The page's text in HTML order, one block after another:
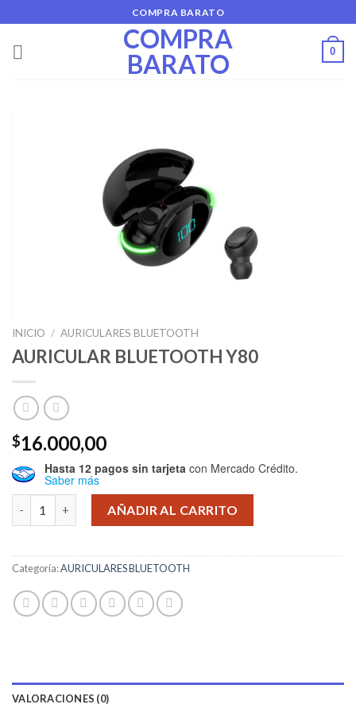
to
content
COMPRA BARATO
COMPRA
BARATO
0
INICIO / AURICULARES BLUETOOTH
AURICULAR BLUETOOTH Y80
$16.000,00
Hasta 12 pagos sin tarjeta con Mercado Crédito.
Saber más
AURICULAR BLUETOOTH Y80 cantidad
AÑADIR AL CARRITO
Categoría:AURICULARES BLUETOOTH
VALORACIONES (0)